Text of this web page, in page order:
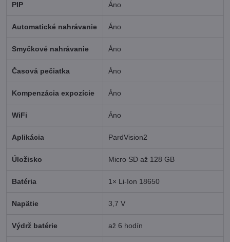
PIP Áno
Automatické nahrávanie Áno
Smyčkové nahrávanie Áno
Časová pečiatka Áno
Kompenzácia expozície Áno
WiFi Áno
Aplikácia PardVision2
Úložisko Micro SD až 128 GB
Batéria 1× Li-Ion 18650
Napätie 3,7 V
Výdrž batérie až 6 hodín